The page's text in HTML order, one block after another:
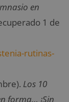
en
1 de
rutinas-
Los 10
forma… ¡Sin